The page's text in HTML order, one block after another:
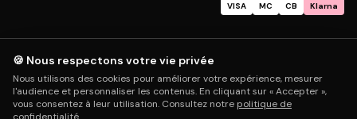
VISA MC CB Klarna
À proposContactMentions légales CGVProtection des données
Retours & échangesDroit de rétractationLivraisonSuivi commande
Garantie & réparationFAQMon compte
🍪 Nous respectons votre vie privée
Nous utilisons des cookies pour améliorer votre expérience, mesurer
l'audience et personnaliser les contenus. En cliquant sur « Accepter »,
vous consentez à leur utilisation. Consultez notre politique de